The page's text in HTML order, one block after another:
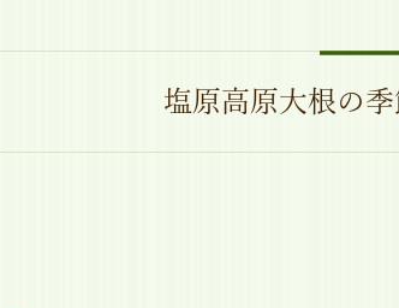
塩原高原大根の